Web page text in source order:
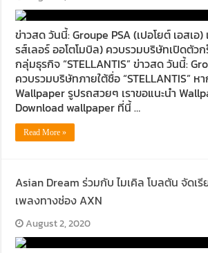
ข่าวสด วันนี้: Groupe PSA (เปอโยต์ เอสเอ)
รส์เลอร์ ออโตโมบิล) ควบรวมบริษัทเปิดตัว
กลุ่มธุรกิจ “STELLANTIS” ข่าวสด วันนี้:
ควบรวมบริษัทภายใต้ชื่อ “STELLANTIS”
Wallpaper รูปรถสวยๆ เราขอแนะนำ
Download wallpaper ที่นี้ …
Read More »
Asian Dream ร่วมกับ ไมเคิล โบลตัน จัดเ
เพลงทางช่อง AXN
August 2, 2020